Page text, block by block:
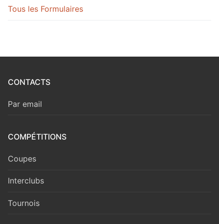
Tous les Formulaires
CONTACTS
Par email
COMPÉTITIONS
Coupes
Interclubs
Tournois